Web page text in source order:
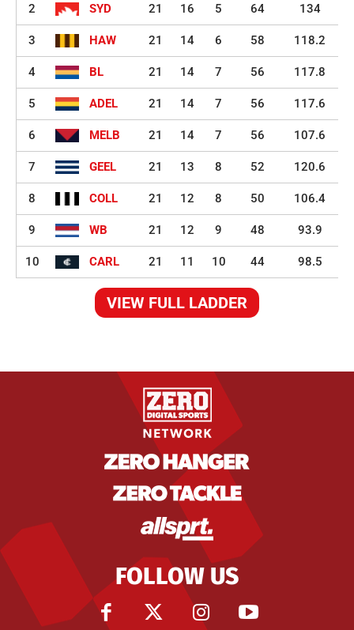
2 SYD 21 16 5 64 134
3 HAW 21 14 6 58 118.2
4 BL 21 14 7 56 117.8
5 ADEL 21 14 7 56 117.6
6 MELB 21 14 7 56 107.6
7 GEEL 21 13 8 52 120.6
8 COLL 21 12 8 50 106.4
9 WB 21 12 9 48 93.9
10 CARL 21 11 10 44 98.5
VIEW FULL LADDER
FOLLOW US